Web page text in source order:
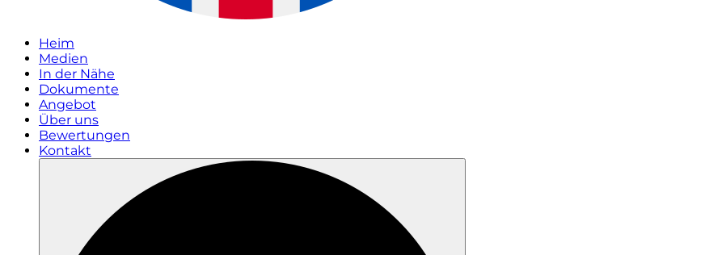
Heim
Medien
In der Nähe
Dokumente
Angebot
Über uns
Bewertungen
Kontakt